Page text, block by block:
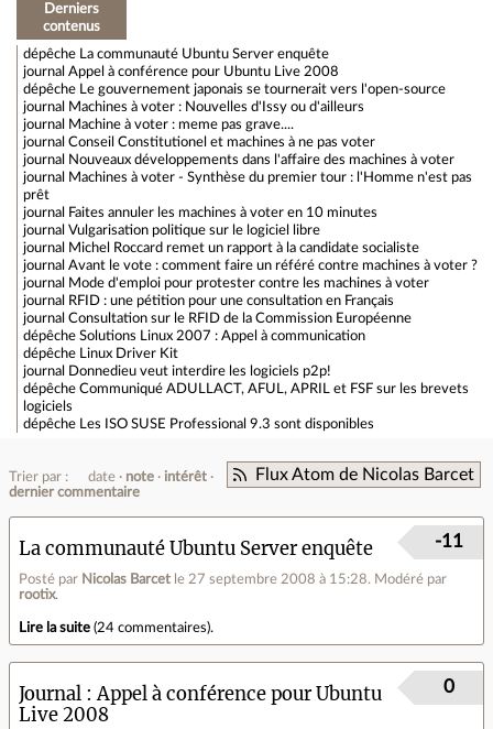
Derniers
contenus
dépêche
La communauté Ubuntu Server enquête
journal Appel à conférence pour Ubuntu Live 2008
dépêche
Le gouvernement japonais se tournerait vers l'open-source
journal
Machines à voter : Nouvelles d'Issy ou d'ailleurs
journal
Machine à voter : meme pas grave....
journal Conseil Constitutionel et machines à ne pas voter
journal
Nouveaux développements dans l'affaire des machines à voter
journal
Machines à voter - Synthèse du premier tour : l'Homme n'est pas
prêt
journal
Faites annuler les machines à voter en 10 minutes
journal Vulgarisation politique sur le logiciel libre
journal
Michel Roccard remet un rapport à la candidate socialiste
journal Avant le vote : comment faire un référé contre machines à voter ?
journal
Mode d'emploi pour protester contre les machines à voter
journal
RFID : une pétition pour une consultation en Français
journal Consultation sur le RFID de la Commission Européenne
dépêche Solutions Linux 2007 : Appel à communication
dépêche
Linux Driver Kit
journal
Donnedieu veut interdire les logiciels p2p!
dépêche Communiqué ADULLACT, AFUL, APRIL et FSF sur les brevets
logiciels
dépêche
Les ISO SUSE Professional 9.3 sont disponibles
Flux Atom de Nicolas Barcet
Trier par : date note
intérêt
dernier commentaire
La communauté Ubuntu Server enquête
Posté par Nicolas Barcet le 27 septembre 2008 à 15:28. Modéré par
rootix.
-11
Lire la suite (24 commentaires).
Journal
Appel à conférence pour Ubuntu
Live 2008
0